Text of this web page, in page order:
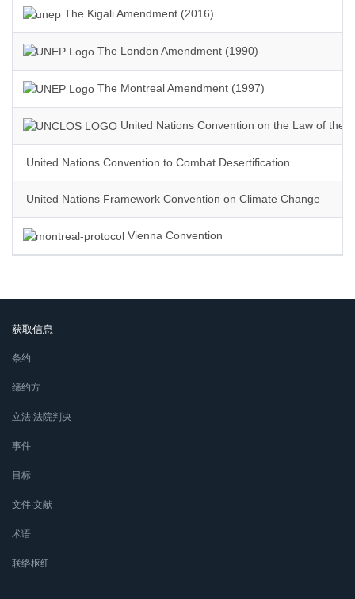
The Kigali Amendment (2016)
The London Amendment (1990)
The Montreal Amendment (1997)
United Nations Convention on the Law of the
United Nations Convention to Combat Desertification
United Nations Framework Convention on Climate Change
Vienna Convention
获取信息
条约
缔约方
立法∙法院判决
事件
目标
文件∙文献
术语
联络枢纽